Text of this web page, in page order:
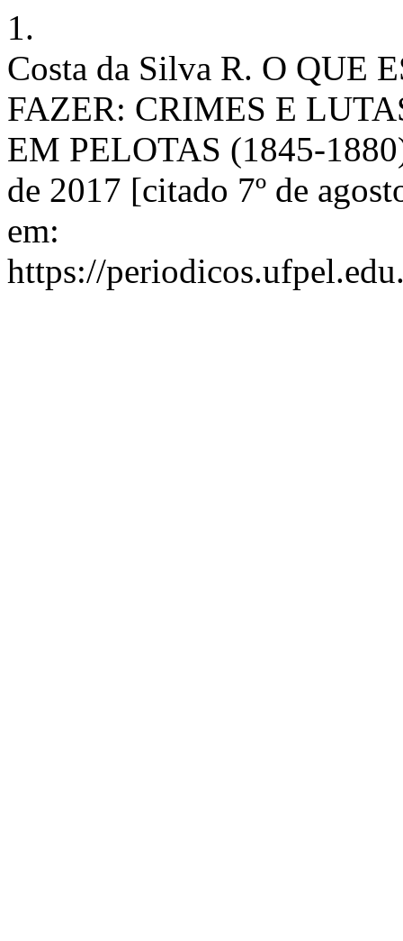
1.
Costa da Silva R. O QUE
FAZER: CRIMES E
EM PELOTAS (1845-
de 2017 [citado 7º de
em:
https://